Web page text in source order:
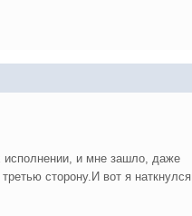
исполнении, и мне зашло, даже
сторону.И вот я наткнулся